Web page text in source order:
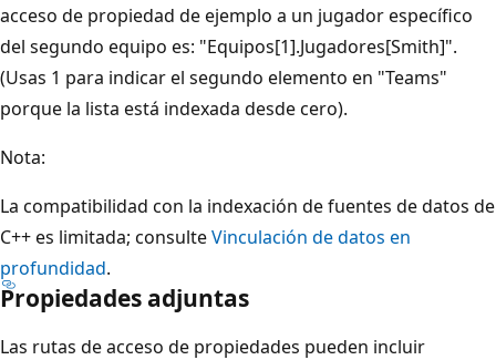
acceso de propiedad de ejemplo a un jugador específico
del segundo equipo es: "Equipos[1].Jugadores[Smith]".
(Usas 1 para indicar el segundo elemento en "Teams"
porque la lista está indexada desde cero).
Nota:
La compatibilidad con la indexación de fuentes de datos de
C++ es limitada; consulteVinculación de datos en
profundidad.
Propiedades adjuntas
Las rutas de acceso de propiedades pueden incluir